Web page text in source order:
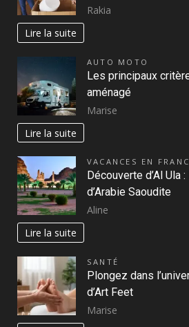
Rakia
Lire la suite
AUTO MOTO
Les principaux
aménagé
Marise
Lire la suite
VACANCES EN
Découverte d’Al Ula
d’Arabie Saoudite
Aline
Lire la suite
SANTÉ
Plongez dans
d’Art Feet
Marise